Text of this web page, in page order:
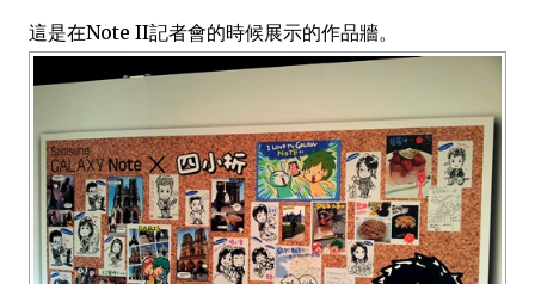
這是在Note II記者會的時候展示的作品牆。